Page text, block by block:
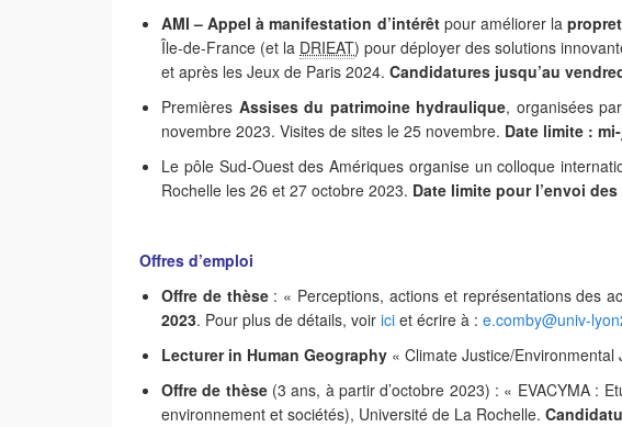
AMI –Appel à manifestation d’intérêtpour améliorer la
Île-de-France (et la DRIEAT) pour déployer des solutions
et après les Jeux de Paris 2024. Candidatures jusqu’au
Premières Assises du patrimoine hydraulique, organisées
novembre 2023. Visites de sites le 25 novembre. Date limite :
Le pôle Sud-Ouest des Amériques organise un colloque
Rochelle les 26 et 27 octobre 2023. Date limite pour l’envoi
Offres d’emploi
Offre de thèse: « Perceptions, actions et représentations des
2023. Pour plus de détails, voir ici et écrire à : e.comby@univ-
Lecturer in Human Geography « Climate Justice/
Offre de thèse(3 ans, à partir d’octobre 2023) : « EVACYMA : E
environnement et sociétés), Université de La Rochelle.